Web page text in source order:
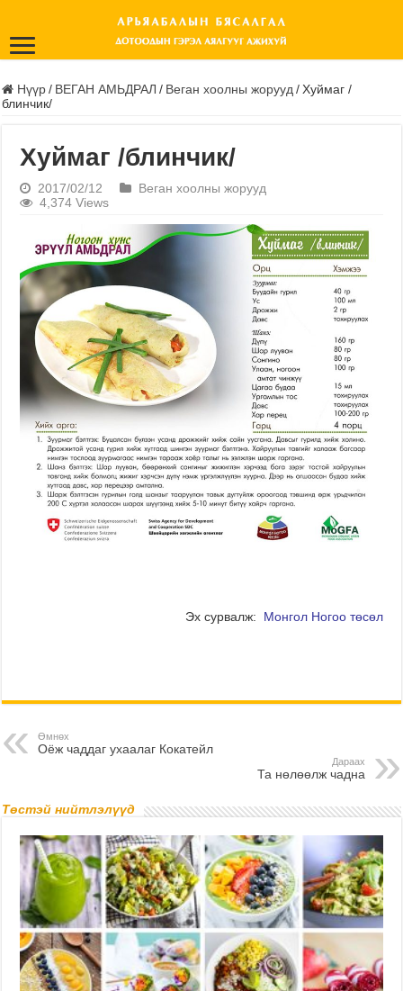
Нүүр / ВЕГАН АМЬДРАЛ / Веган хоолны жорууд / Хуймаг /
блинчик/
Хуймаг /блинчик/
2017/02/12
Веган хоолны жорууд
4,374 Views
Эх сурвалж: Монгол Ногоо төсөл
Өмнөх
Оёж чаддаг ухаалаг Кокатейл
Дараах
Та нөлөөлж чадна
Төстэй нийтлэлүүд